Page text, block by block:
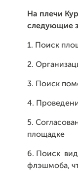
На плечи
следующие
1. Поиск
2.
3. Поиск
4.
5.
площадке
6. Поиск
флэшмоба,